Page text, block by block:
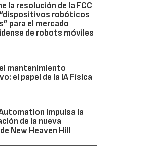
la resolución de la FCC
robóticos
para el mercado
de robots móviles
mantenimiento
el papel de la IA Física
impulsa la
de la nueva
New Heaven Hill